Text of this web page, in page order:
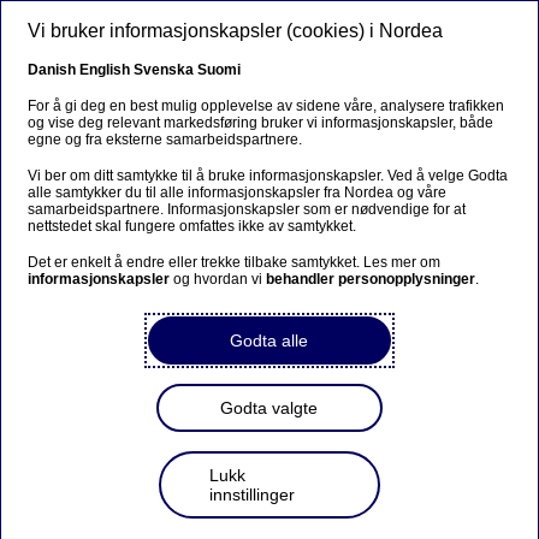
NO
Sorry...
This page does not exist in your language. You will
be taken to a related page.
Stay on this page|Continue
Pensjon
Slik får du pensjonspengene til
å vare og vokse etter at du har
Vi bruker informasjonskapsler (cookies) i Nordea
Danish English Svenska Suomi
For å gi deg en best mulig opplevelse av sidene våre, analysere trafikken
og vise deg relevant markedsføring bruker vi informasjonskapsler, både
egne og fra eksterne samarbeidspartnere.
Vi ber om ditt samtykke til å bruke informasjonskapsler. Ved å velge Godta
alle samtykker du til alle informasjonskapsler fra Nordea og våre
samarbeidspartnere. Informasjonskapsler som er nødvendige for at
nettstedet skal fungere omfattes ikke av samtykket.
Det er enkelt å endre eller trekke tilbake samtykket. Les mer om
informasjonskapsler og hvordan vi behandler personopplysninger.
Godta alle
Godta valgte
Lukk
innstillinger